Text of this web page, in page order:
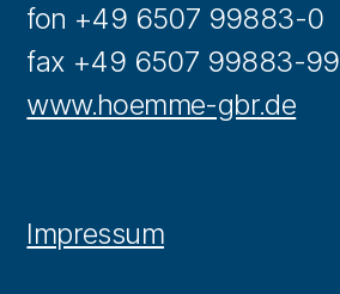
fon +49 6507 99883-0
fax +49 6507 99883-99
www.hoemme-gbr.de
Impressum